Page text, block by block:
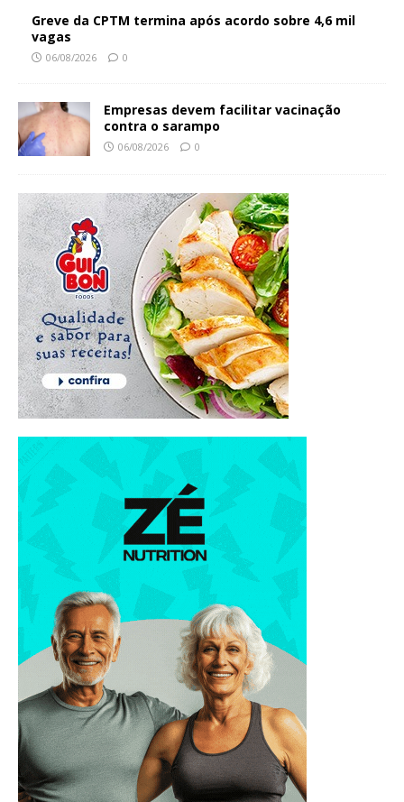
Greve da CPTM termina após acordo sobre 4,6 mil
vagas
06/08/2026 0
Empresas devem facilitar vacinação
contra o sarampo
06/08/2026 0